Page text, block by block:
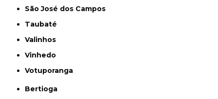
São José dos Campos
Taubaté
Valinhos
Vinhedo
Votuporanga
Bertioga